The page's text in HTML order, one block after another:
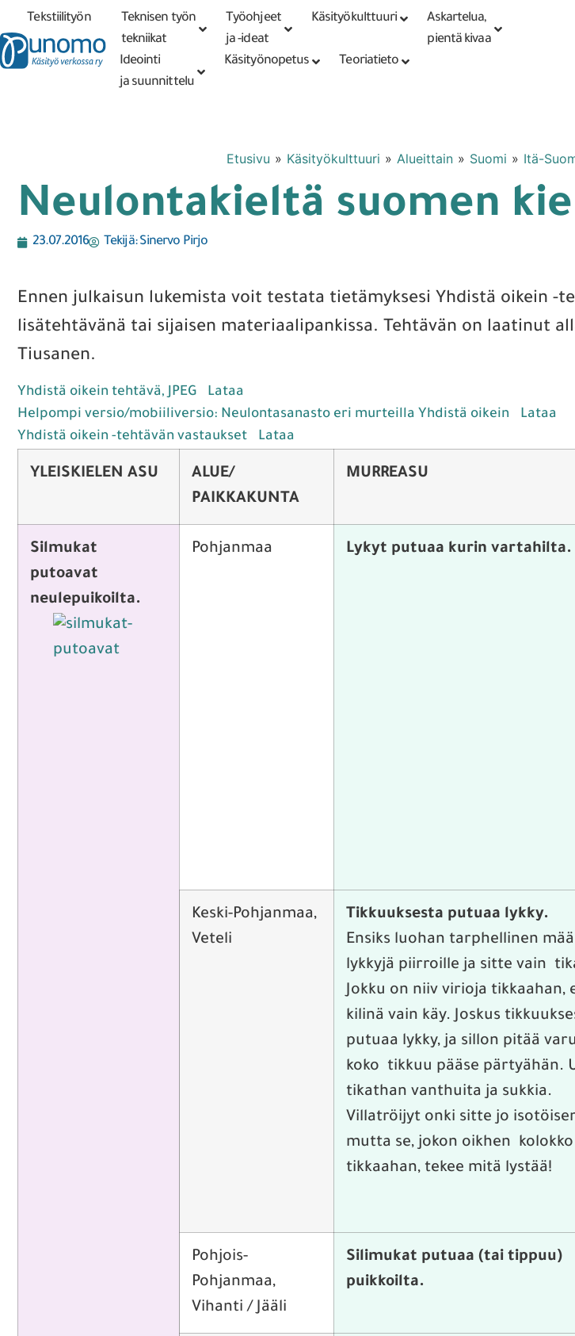
Tarkennettu PunomoputiikkiKirjaudu tai
rekisteröidy
Tekstiilityön
tekniikat
Teknisen työn
tekniikat
Työohjeet
ja -ideat
Käsityökulttuuri
Askartelua,
pientä kivaa
Ideointi
ja suunnittelu
Käsityönopetus Teoriatieto
Etusivu » Käsityökulttuuri » Alueittain » Suomi » Itä-
Neulontakieltä suomen
23.07.2016 Tekijä:Sinervo Pirjo
Ennen julkaisun lukemista voit testata tietämyksesi Yhdistä oikein -
lisätehtävänä tai sijaisen materiaalipankissa. Tehtävän on laatinut
Tiusanen.
Yhdistä oikein tehtävä, JPEG
Lataa
Helpompi versio/mobiiliversio: Neulontasanasto eri murteilla Yhdistä oikein
Lataa
Yhdistä oikein -tehtävän vastaukset
Lataa
YLEISKIELEN ASU
ALUE/
PAIKKAKUNTA
MURREASU
Silmukat
putoavat
neulepuikoilta.
Pohjanmaa Lykyt putuaa kurin vartahilta.
Keski-Pohjanmaa,
Veteli
Tikkuuksesta putuaa lykky.
Ensiks luohan tarphellinen
lykkyjä piirroille ja sitte vain
Jokku on niiv virioja tikkaahan,
kilinä vain käy. Joskus
putuaa lykky, ja sillon pitää
koko tikkuu pääse pärtyähän.
tikathan vanthuita ja sukkia.
Villatröijyt onki sitte jo
mutta se, jokon oikhen kolokko
tikkaahan, tekee mitä lystää!
Pohjois-
Pohjanmaa,
Vihanti / Jääli
Silimukat putuaa (tai tippuu)
puikkoilta.